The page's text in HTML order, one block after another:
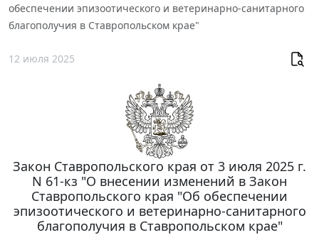
обеспечении эпизоотического и ветеринарно-санитарного
благополучия в Ставропольском крае"
12 июля 2025
Закон Ставропольского края от 3 июля 2025 г.
N 61-кз "О внесении изменений в Закон
Ставропольского края "Об обеспечении
эпизоотического и ветеринарно-санитарного
благополучия в Ставропольском крае"